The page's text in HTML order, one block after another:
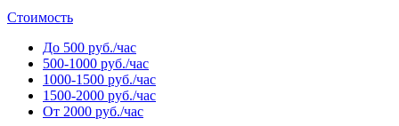
Стоимость
До 500 руб./час
500-1000 руб./час
1000-1500 руб./час
1500-2000 руб./час
От 2000 руб./час